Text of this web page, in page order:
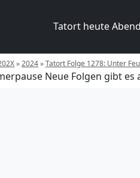
Tatort heute Abend
»2024»Tatort Folge 1278: Unter
Neue Folgen gibt es